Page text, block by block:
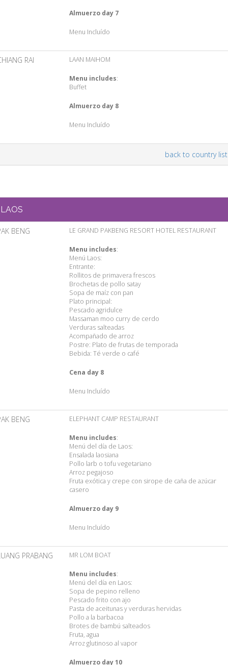
Almuerzo day 7
Menu Incluído
RAI LAAN MAIHOM
Menu includes:
Buffet
Almuerzo day 8
Menu Incluído
back to country list
LAOS
BENG LE GRAND PAKBENG RESORT HOTEL RESTAURANT
Menu includes:
Menú Laos:
Entrante:
Rollitos de primavera frescos
Brochetas de pollo satay
Sopa de maíz con pan
Plato principal:
Pescado agridulce
Massaman moo curry de cerdo
Verduras salteadas
Acompañado de arroz
Postre: Plato de frutas de temporada
Bebida: Té verde o café
Cena day 8
Menu Incluído
BENG ELEPHANT CAMP RESTAURANT
Menu includes:
Menú del día de Laos:
Ensalada laosiana
Pollo larb o tofu vegetariano
Arroz pegajoso
Fruta exótica y crepe con sirope de caña de azúcar
casero
Almuerzo day 9
Menu Incluído
PRABANG MR LOM BOAT
Menu includes:
Menú del día en Laos:
Sopa de pepino relleno
Pescado frito con ajo
Pasta de aceitunas y verduras hervidas
Pollo a la barbacoa
Brotes de bambú salteados
Fruta, agua
Arroz glutinoso al vapor
Almuerzo day 10